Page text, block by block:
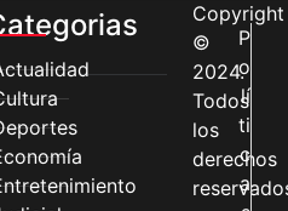
A
Copyright
©
2024.
Todos
los
derechos
P
o
lí
ti
c
a